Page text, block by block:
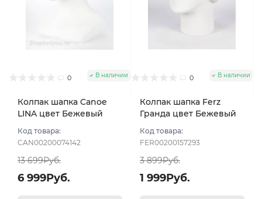
0 В наличии
Колпак шапка Canoe
LINA цвет Бежевый
Код товара:
CAN00200074142
13 699Руб.
6 999Руб.
0 В наличии
Колпак шапка Ferz
Гранда цвет Бежевый
Код товара:
FER00200157293
3 899Руб.
1 999Руб.